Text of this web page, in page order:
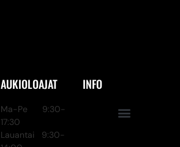
AUKIOLOAJAT
Ma-Pe 9:30-
17:30
Lauantai 9:30-
INFO